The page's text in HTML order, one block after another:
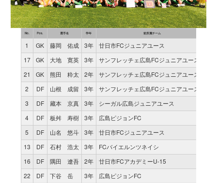
No. Pos. 選手名 学年 前所属チーム
1 GK 藤岡 佑成 3年 廿日市FCジュニアユース
17
GK 大地 寛英 3年 サンフレッチェ広島FCジュニアユース
21
GK 熊田 粋太 2年 サンフレッチェ広島FCジュニアユース
2
DF 山根 成留 3年 サンフレッチェ広島FCジュニアユース
3
DF 藏本 京真 3年 シーガル広島ジュニアユース
4
DF 板舛 寿樹 3年 広島ピジョンFC
5
DF 山名 悠斗 3年 廿日市FCジュニアユース
13
DF 石村 浩太 3年 FCバイエルンツネイシ
16
DF 隅田 遼吾 2年 廿日市FCアカデミーU-15
22
DF 下谷 岳 3年 広島ピジョンFC